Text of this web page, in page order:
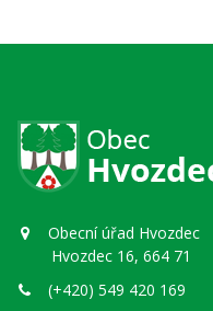
Obecní úřad Hvozdec
Hvozdec 16, 664 71
(+420) 549 420 169